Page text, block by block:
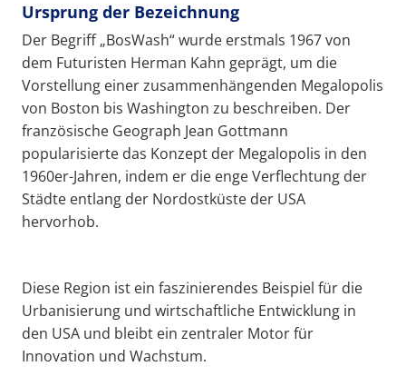
Ursprung der Bezeichnung
Der Begriff „BosWash“ wurde erstmals 1967 von
dem Futuristen Herman Kahn geprägt, um die
Vorstellung einer zusammenhängenden Megalopolis
von Boston bis Washington zu beschreiben. Der
französische Geograph Jean Gottmann
popularisierte das Konzept der Megalopolis in den
1960er-Jahren, indem er die enge Verflechtung der
Städte entlang der Nordostküste der USA
hervorhob.
Diese Region ist ein faszinierendes Beispiel für die
Urbanisierung und wirtschaftliche Entwicklung in
den USA und bleibt ein zentraler Motor für
Innovation und Wachstum.